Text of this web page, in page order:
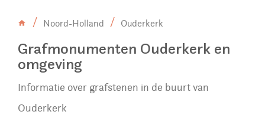
Noord-Holland Ouderkerk
Grafmonumenten Ouderkerk en
omgeving
Informatie over grafstenen in de buurt van
Ouderkerk